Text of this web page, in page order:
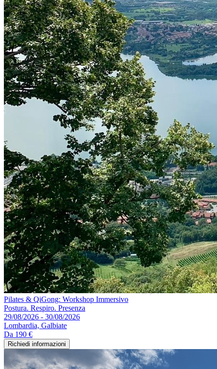
Pilates & QiGong: Workshop Immersivo
Postura. Respiro. Presenza
29/08/2026 - 30/08/2026
Lombardia, Galbiate
Da 190 €
Richiedi informazioni